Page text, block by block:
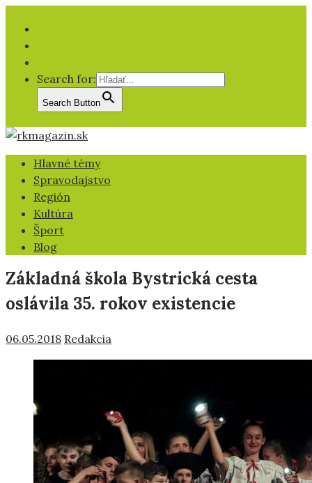
Search for:
Search Button
Hlavné témy
Spravodajstvo
Región
Kultúra
Šport
Blog
Základná škola Bystrická cesta
oslávila 35. rokov existencie
06.05.2018 Redakcia